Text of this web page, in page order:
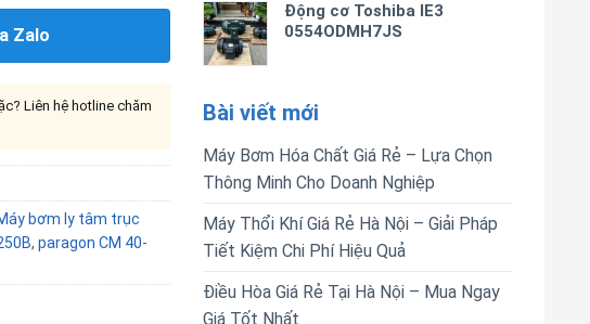
Động cơ Toshiba IE3
0554ODMH7JS
Bài viết mới
Máy Bơm Hóa Chất Giá Rẻ – Lựa Chọn
Thông Minh Cho Doanh Nghiệp
Máy Thổi Khí Giá Rẻ Hà Nội – Giải Pháp
Tiết Kiệm Chi Phí Hiệu Quả
Điều Hòa Giá Rẻ Tại Hà Nội – Mua Ngay
Giá Tốt Nhất
Zalo
Liên hệ hotline chăm
bơm ly tâm trục
, paragon CM 40-